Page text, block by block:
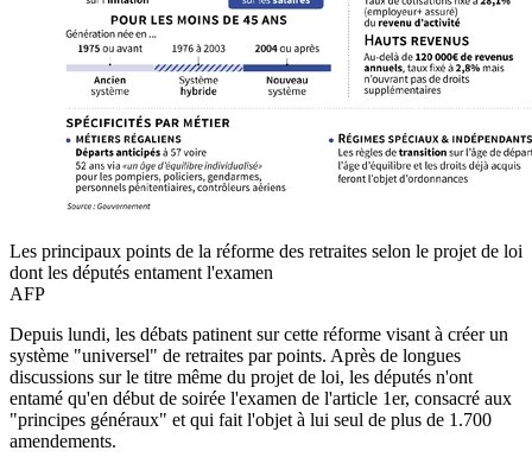
Les principaux points de la réforme des retraites selon le projet de loi
dont les députés entament l'examen
AFP
Depuis lundi, les débats patinent sur cette réforme visant à créer un
système "universel" de retraites par points. Après de longues
discussions sur le titre même du projet de loi, les députés n'ont
entamé qu'en début de soirée l'examen de l'article 1er, consacré aux
"principes généraux" et qui fait l'objet à lui seul de plus de 1.700
amendements.